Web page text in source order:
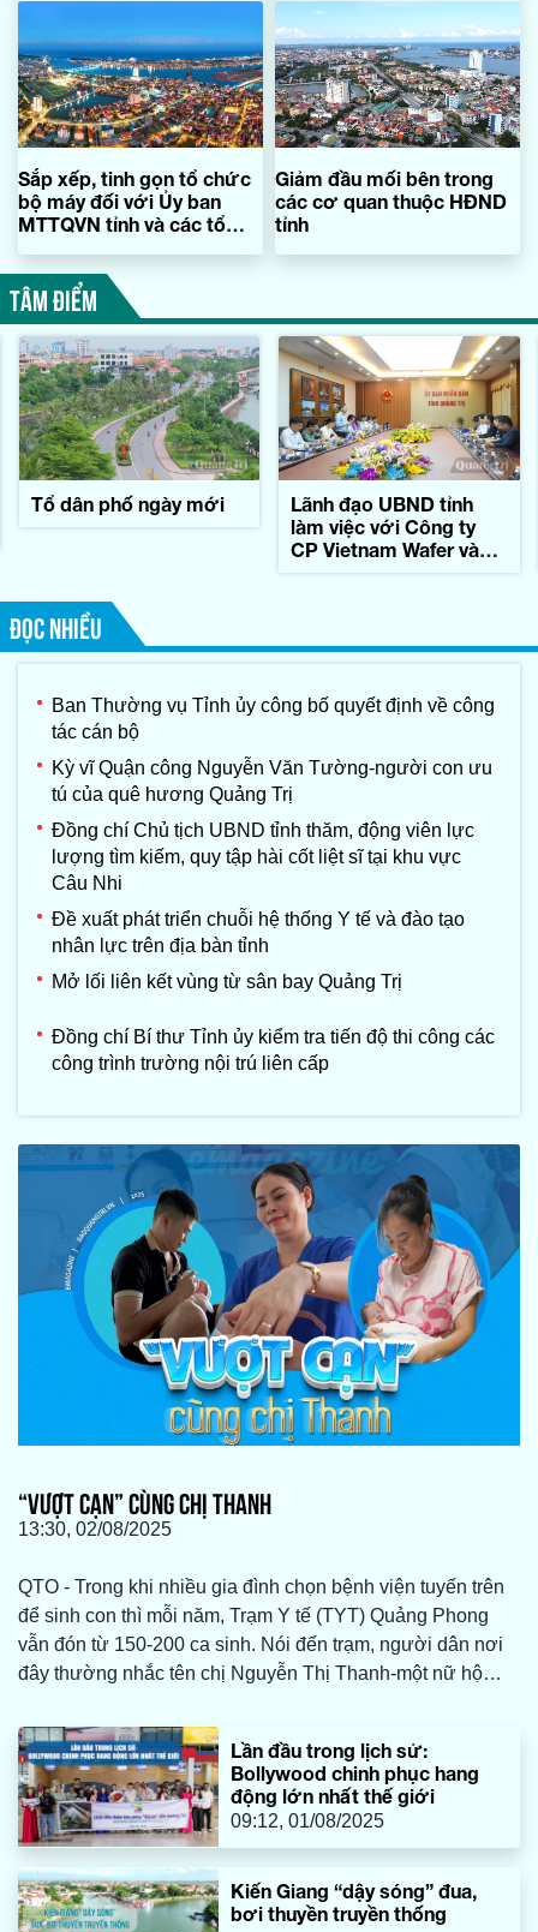
Sắp xếp, tinh gọn tổ chức
bộ máy đối với Ủy ban
MTTQVN tỉnh và các tổ
Giảm đầu mối bên trong
các cơ quan thuộc HĐND
tỉnh
TÂM ĐIỂM
Tổ dân phố ngày mới
Lãnh đạo UBND tỉnh
làm việc với Công ty
CP Vietnam Wafer và
ĐỌC NHIỀU
Ban Thường vụ Tỉnh ủy công bố quyết định về công
tác cán bộ
Kỳ vĩ Quận công Nguyễn Văn Tường-người con ưu
tú của quê hương Quảng Trị
Đồng chí Chủ tịch UBND tỉnh thăm, động viên lực
lượng tìm kiếm, quy tập hài cốt liệt sĩ tại khu vực
Câu Nhi
Đề xuất phát triển chuỗi hệ thống Y tế và đào tạo
nhân lực trên địa bàn tỉnh
Mở lối liên kết vùng từ sân bay Quảng Trị
Đồng chí Bí thư Tỉnh ủy kiểm tra tiến độ thi công các
công trình trường nội trú liên cấp
“VƯỢT CẠN” CÙNG CHỊ THANH
13:30, 02/08/2025
QTO - Trong khi nhiều gia đình chọn bệnh viện tuyến trên
để sinh con thì mỗi năm, Trạm Y tế (TYT) Quảng Phong
vẫn đón từ 150-200 ca sinh. Nói đến trạm, người dân nơi
đây thường nhắc tên chị Nguyễn Thị Thanh-một nữ hộ
ở các xã, phường thuộc TX. Ba Đồn (cũ) “vượt cạn” thành
công.
Lần đầu trong lịch sử:
Bollywood chinh phục hang
động lớn nhất thế giới
09:12, 01/08/2025
Kiến Giang “dậy sóng” đua,
bơi thuyền truyền thống